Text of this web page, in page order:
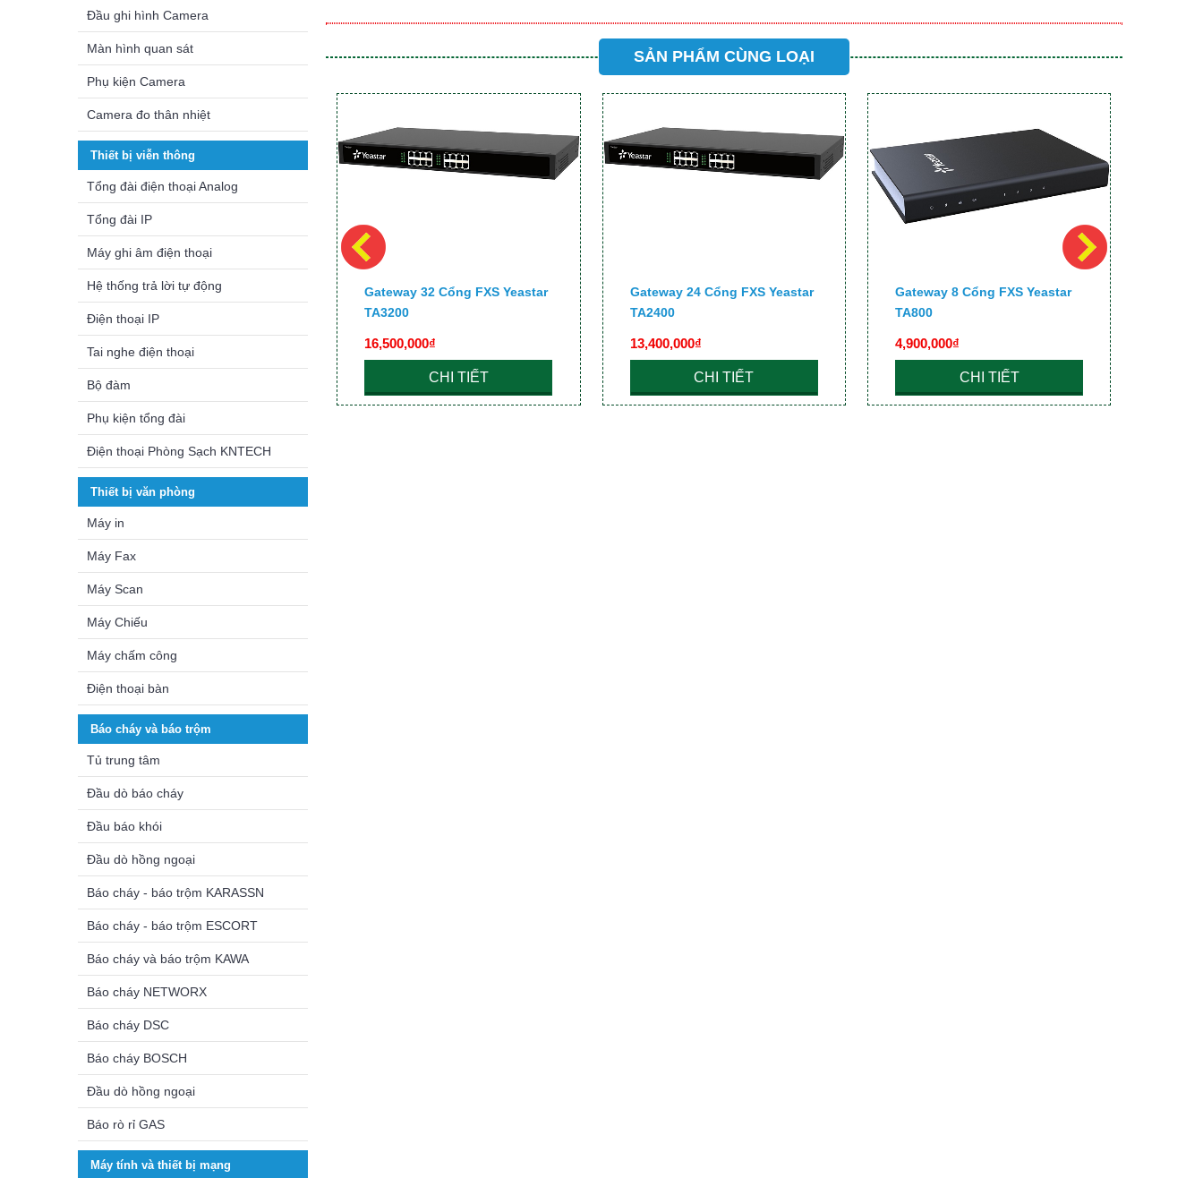
Đầu ghi hình Camera
Màn hình quan sát
Phụ kiện Camera
Camera đo thân nhiệt
Thiết bị viễn thông
Tổng đài điện thoại Analog
Tổng đài IP
Máy ghi âm điện thoại
Hệ thống trả lời tự động
Điện thoại IP
Tai nghe điện thoại
Bộ đàm
Phụ kiện tổng đài
Điện thoại Phòng Sạch KNTECH
Thiết bị văn phòng
Máy in
Máy Fax
Máy Scan
Máy Chiếu
Máy chấm công
Điện thoại bàn
Báo cháy và báo trộm
Tủ trung tâm
Đầu dò báo cháy
Đầu báo khói
Đầu dò hồng ngoại
Báo cháy - báo trộm KARASSN
Báo cháy - báo trộm ESCORT
Báo cháy và báo trộm KAWA
Báo cháy NETWORX
Báo cháy DSC
Báo cháy BOSCH
Đầu dò hồng ngoại
Báo rò rỉ GAS
Máy tính và thiết bị mạng
SẢN PHẨM CÙNG LOẠI
Gateway 4 Cổng FXS Yeastar
TA400
Gateway 32 Cổng FXS Yeastar
TA3200
16,500,000₫
CHI TIẾT
Gateway 24 Cổng FXS Yeastar
TA2400
13,400,000₫
CHI TIẾT
Gateway 8 Cổng FXS Yeastar
TA800
4,900,000₫
CHI TIẾT